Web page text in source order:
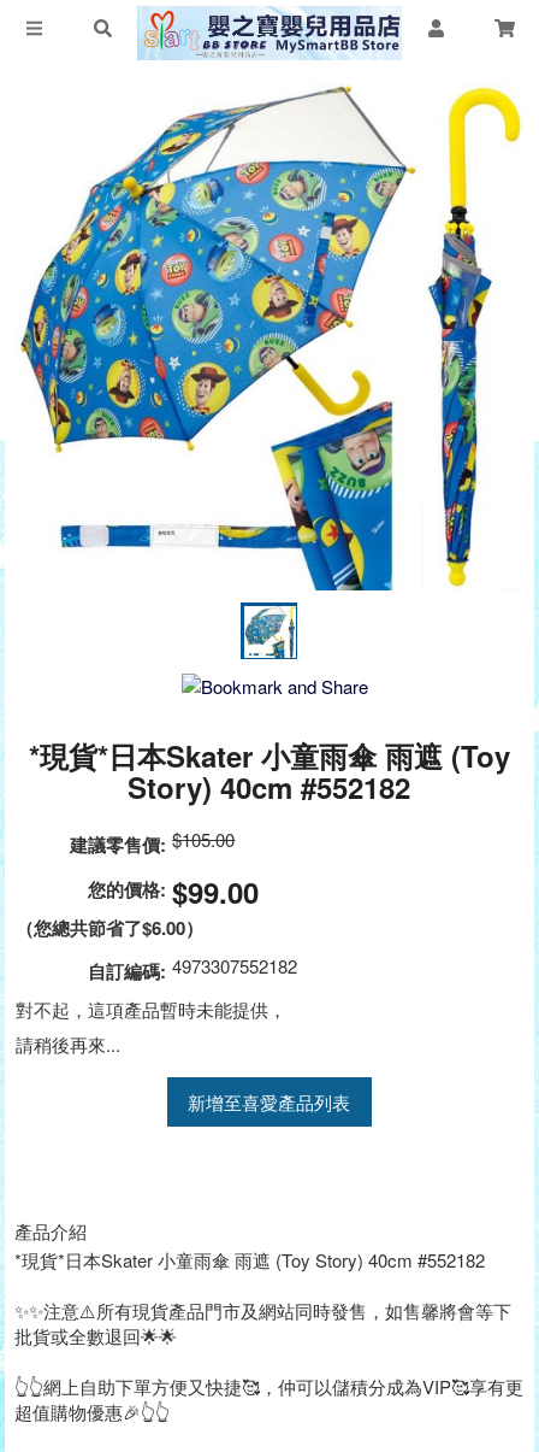
*現貨*日本Skater 小童雨傘 雨遮 (Toy
Story) 40cm #552182
建議零售價: $105.00
您的價格: $99.00
（您總共節省了$6.00）
自訂編碼: 4973307552182
對不起，這項產品暫時未能提供，
請稍後再來...
新增至喜愛產品列表
產品介紹
*現貨*日本Skater 小童雨傘 雨遮 (Toy Story) 40cm #552182
✨✨注意⚠️所有現貨產品門市及網站同時發售，如售馨將會等下
批貨或全數退回🌟🌟
👆👆網上自助下單方便又快捷🥰，仲可以儲積分成為VIP🥰享有更
超值購物優惠🎉👆👆